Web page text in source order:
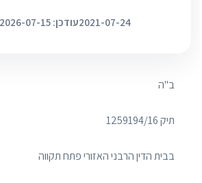
2021-07-24עודכן: 2026-07-15
ב"ה
תיק ‏1259194/16
בבית הדין הרבני האזורי פתח תקווה